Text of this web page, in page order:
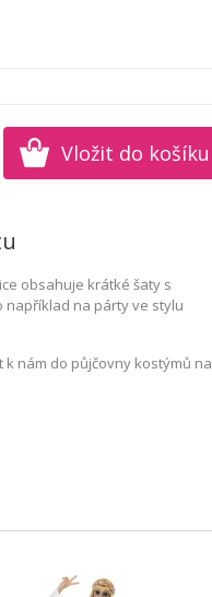
obsahuje krátké šaty s
například na párty ve stylu
k nám do půjčovny kostýmů na